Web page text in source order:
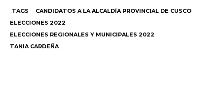
TAGS
CANDIDATOS A LA ALCALDÍA PROVINCIAL DE CUSCO
ELECCIONES 2022
ELECCIONES REGIONALES Y MUNICIPALES 2022
TANIA CARDEÑA